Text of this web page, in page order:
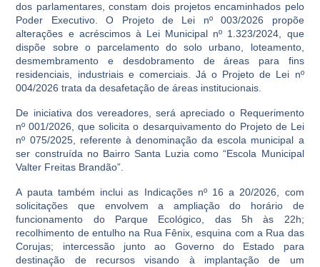
dos parlamentares, constam dois projetos encaminhados pelo
Poder Executivo. O Projeto de Lei nº 003/2026 propõe
alterações e acréscimos à Lei Municipal nº 1.323/2024, que
dispõe sobre o parcelamento do solo urbano, loteamento,
desmembramento e desdobramento de áreas para fins
residenciais, industriais e comerciais. Já o Projeto de Lei nº
004/2026 trata da desafetação de áreas institucionais.
De iniciativa dos vereadores, será apreciado o Requerimento
nº 001/2026, que solicita o desarquivamento do Projeto de Lei
nº 075/2025, referente à denominação da escola municipal a
ser construída no Bairro Santa Luzia como “Escola Municipal
Valter Freitas Brandão”.
A pauta também inclui as Indicações nº 16 a 20/2026, com
solicitações que envolvem a ampliação do horário de
funcionamento do Parque Ecológico, das 5h às 22h;
recolhimento de entulho na Rua Fênix, esquina com a Rua das
Corujas; intercessão junto ao Governo do Estado para
destinação de recursos visando à implantação de um